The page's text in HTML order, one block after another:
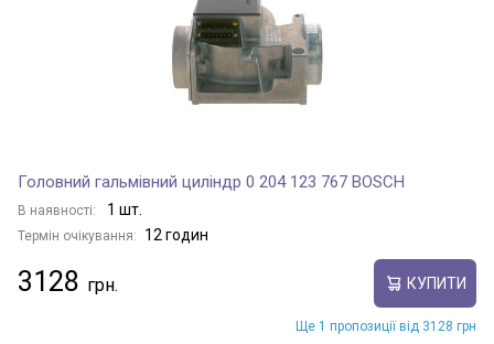
Головний гальмівний циліндр 0 204 123 767 BOSCH
В наявності: 1 шт.
Термін очікування: 12 годин
3128 КУПИТИ
Ще 1 пропозиції від 3128 грн